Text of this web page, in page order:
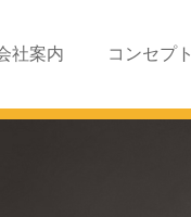
社案内 コンセプト